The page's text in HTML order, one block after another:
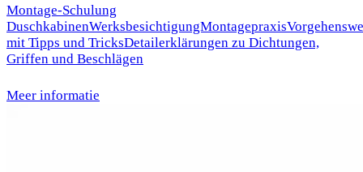
Montage-Schulung
mit Tipps und TricksDetailerklärungen zu Dichtungen,
Griffen und Beschlägen
Meer informatie